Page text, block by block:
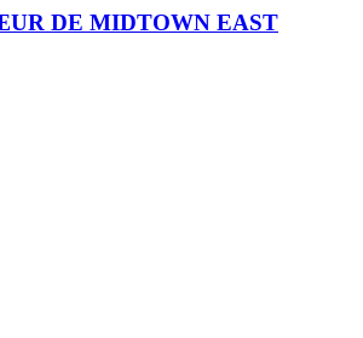
DE MIDTOWN EAST